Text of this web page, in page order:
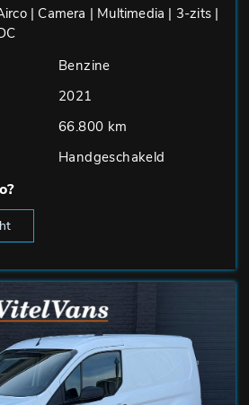
| Camera | Multimedia | 3-zits |
Benzine
2021
66.800 km
Handgeschakeld